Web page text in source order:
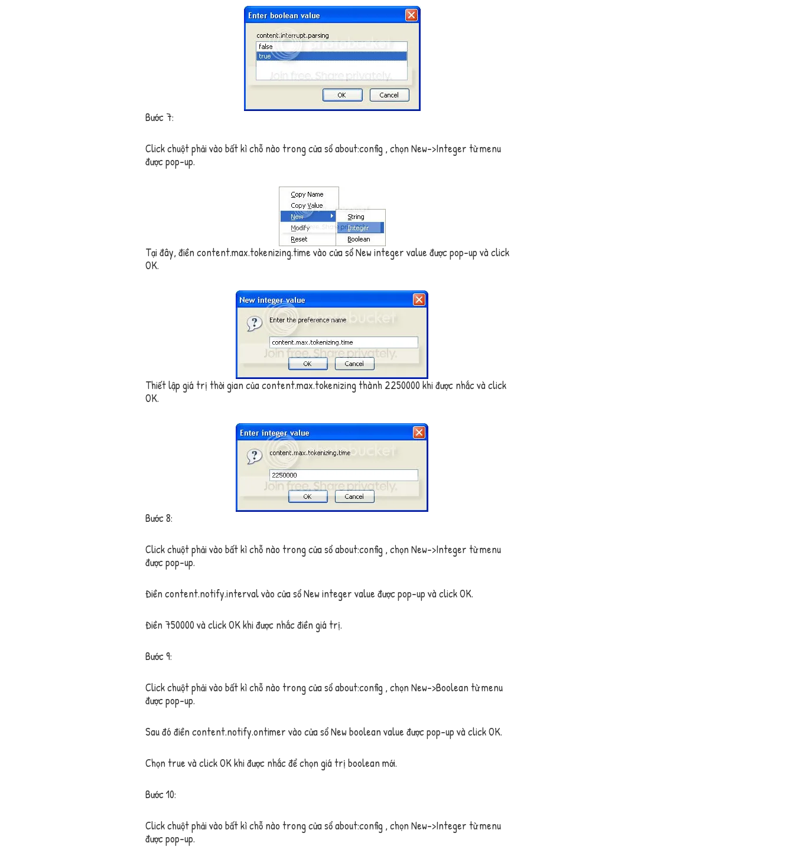
Bước 7:
Click chuột phải vào bất kì chỗ nào trong cửa sổabout:config , chọn New–>Integer từ menu
được pop-up.
Tại đây, điền content.max.tokenizing.time vào cửa sổNew integer value được pop-up và click
OK.
Thiết lập giá trị thời gian của content.max.tokenizing thành 2250000 khi được nhắc và click
OK.
Bước 8:
Click chuột phải vào bất kì chỗ nào trong cửa sổabout:config , chọn New–>Integer từ menu
được pop-up.
Điền content.notify.intervalvào cửa sổNew integer value được pop-up và clickOK.
Điền 750000 và clickOKkhi được nhắc điền giá trị.
Bước 9:
Click chuột phải vào bất kì chỗ nào trong cửa sổabout:config , chọn New–>Boolean từ menu
được pop-up.
Sau đó điền content.notify.ontimer vào cửa sổNew boolean value được pop-up và clickOK.
Chọn true và clickOKkhi được nhắc để chọn giá trị boolean mới.
Bước 10:
Click chuột phải vào bất kì chỗ nào trong cửa sổabout:config , chọn New–>Integer từ menu
được pop-up.